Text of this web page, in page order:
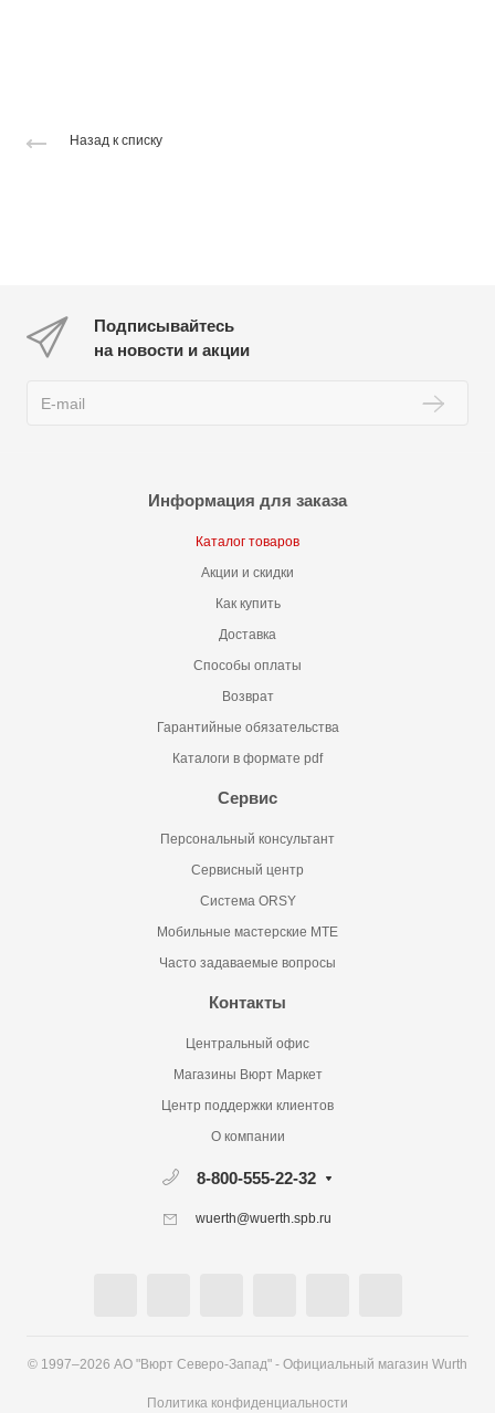
Назад к списку
Подписывайтесь
на новости и акции
Информация для заказа
Каталог товаров
Акции и скидки
Как купить
Доставка
Способы оплаты
Возврат
Гарантийные обязательства
Каталоги в формате pdf
Сервис
Персональный консультант
Сервисный центр
Система ORSY
Мобильные мастерские MTE
Часто задаваемые вопросы
Контакты
Центральный офис
Магазины Вюрт Маркет
Центр поддержки клиентов
О компании
8-800-555-22-32
wuerth@wuerth.spb.ru
© 1997–2026 АО "Вюрт Северо-Запад" - Официальный магазин Wurth
Политика конфиденциальности